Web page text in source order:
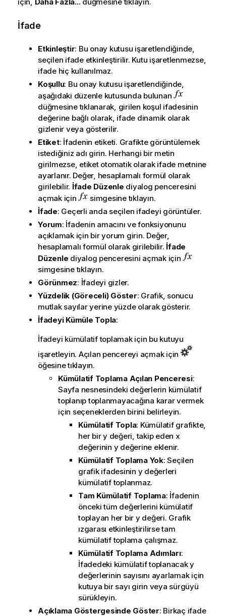
İfade
Etkinleştir: Bu onay kutusu işaretlendiğinde,
seçilen ifade etkinleştirilir. Kutu işaretlenmezse,
ifade hiç kullanılmaz.
Koşullu: Bu onay kutusu işaretlendiğinde,
aşağıdaki düzenle kutusunda bulunan
düğmesine tıklanarak, girilen koşul ifadesinin
değerine bağlı olarak, ifade dinamik olarak
gizlenir veya gösterilir.
Etiket: İfadenin etiketi. Grafikte görüntülemek
istediğiniz adı girin. Herhangi bir metin
girilmezse, etiket otomatik olarak ifade metnine
ayarlanır. Değer, hesaplamalı formül olarak
girilebilir. İfade Düzenle diyalog penceresini
açmak için
simgesine tıklayın.
İfade: Geçerli anda seçilen ifadeyi görüntüler.
Yorum: İfadenin amacını ve fonksiyonunu
açıklamak için bir yorum girin. Değer,
hesaplamalı formül olarak girilebilir. İfade
Düzenle diyalog penceresini açmak için
simgesine tıklayın.
Görünmez: İfadeyi gizler.
Yüzdelik (Göreceli) Göster: Grafik, sonucu
mutlak sayılar yerine yüzde olarak gösterir.
İfadeyi Kümüle Topla:
İfadeyi kümülatif toplamak için bu kutuyu
işaretleyin. Açılan pencereyi açmak için
öğesine tıklayın.
Kümülatif Toplama Açılan Penceresi:
Sayfa nesnesindeki değerlerin kümülatif
toplanıp toplanmayacağına karar vermek
için seçeneklerden birini belirleyin.
Kümülatif Topla: Kümülatif grafikte,
her bir y değeri, takip eden x
değerinin y değerine eklenir.
Kümülatif Toplama Yok: Seçilen
grafik ifadesinin y değerleri
kümülatif toplanmaz.
Tam Kümülatif Toplama: İfadenin
önceki tüm değerlerini kümülatif
toplayan her bir y değeri. Grafik
ızgarası etkinleştirilirse tam
kümülatif toplama çalışmaz.
Kümülatif Toplama Adımları:
İfadedeki kümülatif toplanacak y
değerlerinin sayısını ayarlamak için
kutuya bir sayı girin veya sürgüyü
sürükleyin.
Açıklama Göstergesinde Göster: Birkaç ifade